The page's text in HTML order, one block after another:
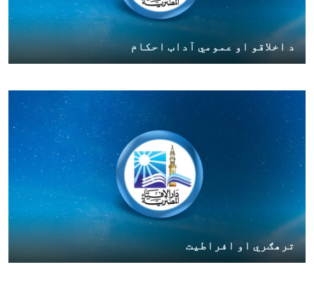
د اخلاقو او عمومي آداب احکام
ترهګري او افراطیت